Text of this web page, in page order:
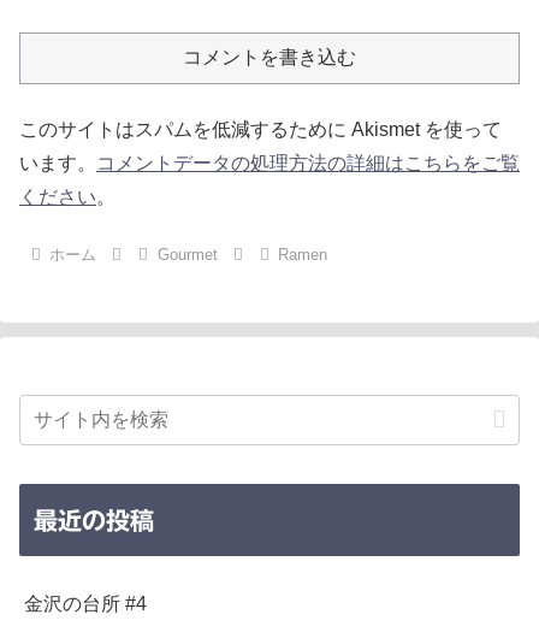
コメントを書き込む
このサイトはスパムを低減するために Akismet を使って
います。
コメントデータの処理方法の詳細はこちらをご覧
ください。
ホーム Gourmet Ramen
最近の投稿
金沢の台所 #4